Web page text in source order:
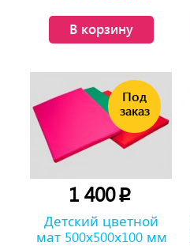
В корзину
1 400p
Детский цветной
мат 500х500х100 мм